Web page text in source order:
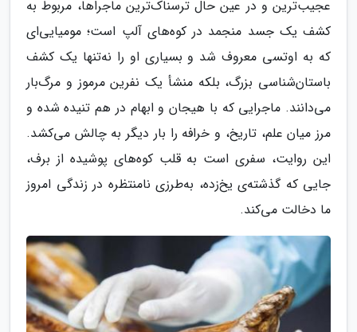
عجیب‌ترین و در عین حال ترسناک‌ترین ماجراها، مربوط به
کشف یک جسد منجمد در کوه‌های آلپ است؛ مومیایی‌ای
که به اوتسی معروف شد و بسیاری او را نه‌تنها یک کشف
باستان‌شناسی بزرگ، بلکه منشأ یک نفرین مرموز و مرگ‌بار
می‌دانند. ماجرایی که با هیجان و ابهام در هم تنیده شده و
مرز میان علم، تاریخ، و خرافه را بار دیگر به چالش می‌کشد.
این روایت، سفری است به قلب کوه‌های پوشیده از برف،
جایی که گذشته‌ی یخ‌زده، به‌طرزی نامنتظره در زندگی امروز
ما دخالت می‌کند.